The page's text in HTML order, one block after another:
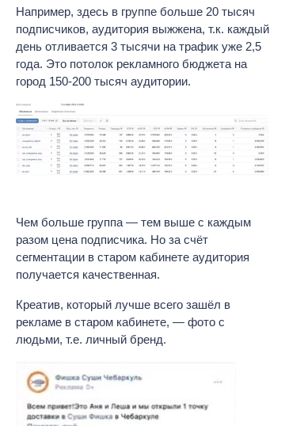
Например, здесь в группе больше 20 тысяч
подписчиков, аудитория выжжена, т.к. каждый
день отливается 3 тысячи на трафик уже 2,5
года. Это потолок рекламного бюджета на
город 150-200 тысяч аудитории.
Чем больше группа — тем выше с каждым
разом цена подписчика. Но за счёт
сегментации в старом кабинете аудитория
получается качественная.
Креатив, который лучше всего зашёл в
рекламе в старом кабинете, — фото с
людьми, т.е. личный бренд.